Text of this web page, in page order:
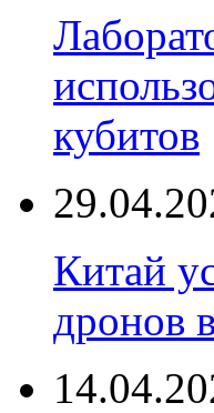
кубитов
Китай
дронов